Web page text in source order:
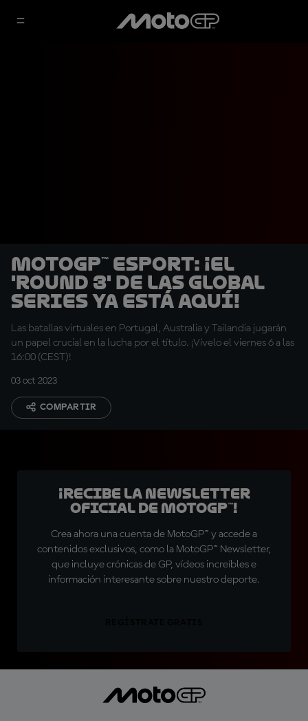
MotoGP™ eSport: ¡El
'Round 3' de las Global
Series ya está aquí!
Las batallas virtuales en Portugal, Australia y Tailandia jugarán
un papel crucial en la lucha por el título. ¡Vívelo el viernes 6 a las
16:00 (CEST)!
03 oct 2023
COMPARTIR
¡Recibe la Newsletter
oficial de MotoGP™!
Crea ahora una cuenta de MotoGP™ y accede a
contenidos exclusivos, como la MotoGP™ Newsletter,
que incluye crónicas de GP, vídeos increíbles e
información interesante sobre nuestro deporte.